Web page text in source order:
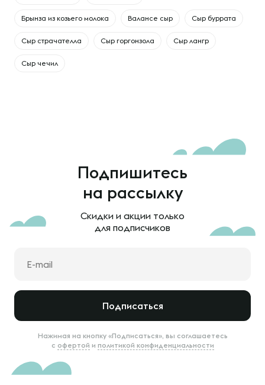
Брынза из козьего молока Валансе сыр Сыр буррата
Сыр страчателла Сыр горгонзола Сыр лангр
Сыр чечил
Подпишитесь
на рассылку
Скидки и акции только
для подписчиков
Подписаться
Нажимая на кнопку «Подписаться», вы соглашаетесь
с офертой и политикой конфиденциальности